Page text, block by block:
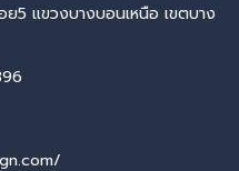
แขวงบางบอนเหนือ เขตบาง